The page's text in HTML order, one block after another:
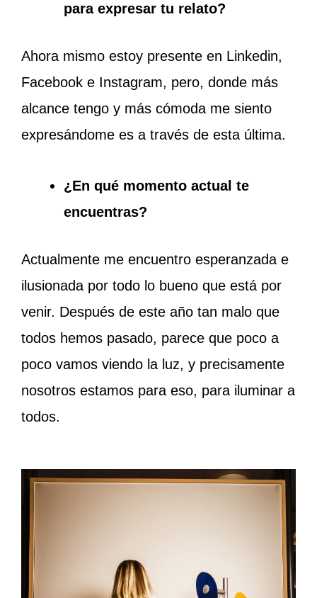
para expresar tu relato?
Ahora mismo estoy presente en Linkedin,
Facebook e Instagram, pero, donde más
alcance tengo y más cómoda me siento
expresándome es a través de esta última.
¿En qué momento actual te
encuentras?
Actualmente me encuentro esperanzada e
ilusionada por todo lo bueno que está por
venir. Después de este año tan malo que
todos hemos pasado, parece que poco a
poco vamos viendo la luz, y precisamente
nosotros estamos para eso, para iluminar a
todos.